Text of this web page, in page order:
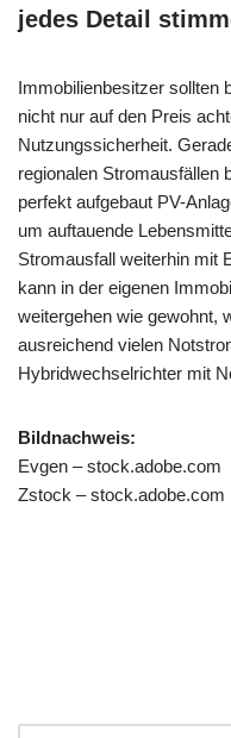
jedes Detail
Immobilienbesitzer sollten
nicht nur auf den Preis
Nutzungssicherheit.
regionalen Stromausfällen
perfekt aufgebaut PV-
um auftauende
Stromausfall weiterhin mit
kann in der eigenen
weitergehen wie gewohnt,
ausreichend vielen
Hybridwechselrichter mit
Bildnachweis:
Evgen – stock.adobe.com
Zstock – stock.adobe.com